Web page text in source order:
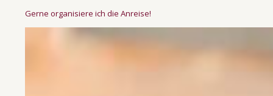
Gerne organisiere ich die Anreise!